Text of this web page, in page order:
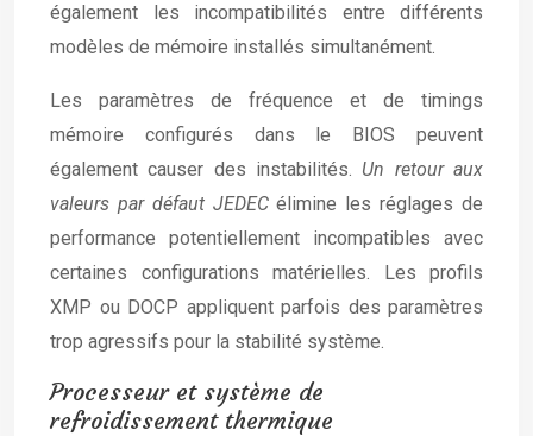
également les incompatibilités entre différents
modèles de mémoire installés simultanément.
Les paramètres de fréquence et de timings
mémoire configurés dans le BIOS peuvent
également causer des instabilités. Un retour aux
valeurs par défaut JEDECélimine les réglages de
performance potentiellement incompatibles avec
certaines configurations matérielles. Les profils
XMP ou DOCP appliquent parfois des paramètres
trop agressifs pour la stabilité système.
Processeur et système de
refroidissement thermique